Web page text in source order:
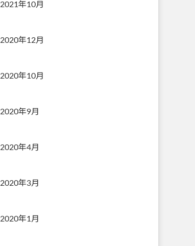
2021年10月
2020年12月
2020年10月
2020年9月
2020年4月
2020年3月
2020年1月